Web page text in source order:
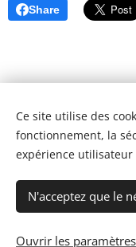
Share
Ce site utilise des
fonctionnement, la
expérience utilisateur
N'acceptez que le
Ouvrir les